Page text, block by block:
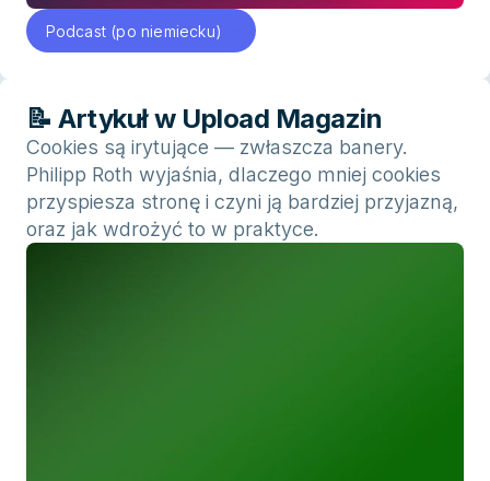
Podcast (po niemiecku)
📝 Artykuł w Upload Magazin
Cookies są irytujące — zwłaszcza banery.
Philipp Roth wyjaśnia, dlaczego mniej cookies
przyspiesza stronę i czyni ją bardziej przyjazną,
oraz jak wdrożyć to w praktyce.